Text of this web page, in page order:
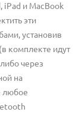
iPad и MacBook
эти
установив
комплекте идут
через
на
любое